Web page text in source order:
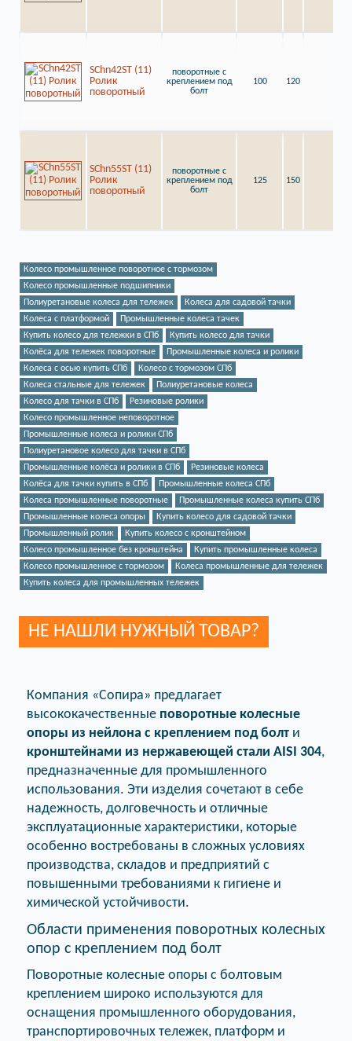
SChn42ST (11)
Ролик
поворотный
поворотные с
креплением под
болт
100 120
SChn55ST (11)
Ролик
поворотный
поворотные с
креплением под
болт
125 150
Колесо промышленное поворотное с тормозом
Колесо промышленные подшипники
Полиуретановые колеса для тележек
Колеса для садовой тачки
Колеса с платформой
Промышленные колеса тачек
Купить колесо для тележки в СПб
Купить колесо для тачки
Колёса для тележек поворотные
Промышленные колеса и ролики
Колеса с осью купить СПб
Колесо с тормозом СПб
Колеса стальные для тележек
Полиуретановые колеса
Колесо для тачки в СПб
Резиновые ролики
Колесо промышленное неповоротное
Промышленные колеса и ролики СПб
Полиуретановое колесо для тачки в СПб
Промышленные колёса и ролики в СПб
Резиновые колеса
Колёса для тачки купить в СПб
Промышленные колеса СПб
Колеса промышленные поворотные
Промышленные колеса купить СПб
Промышленные колеса опоры
Купить колесо для садовой тачки
Промышленный ролик
Купить колесо с кронштейном
Колесо промышленное без кронштейна
Купить промышленные колеса
Колесо промышленное с тормозом
Колеса промышленные для тележек
Купить колеса для промышленных тележек
НЕ НАШЛИ НУЖНЫЙ ТОВАР?
Компания «Сопира» предлагает
высококачественные поворотные колесные
опоры из нейлона с креплением под болт и
кронштейнами из нержавеющей стали AISI 304,
предназначенные для промышленного
использования. Эти изделия сочетают в себе
надежность, долговечность и отличные
эксплуатационные характеристики, которые
особенно востребованы в сложных условиях
производства, складов и предприятий с
повышенными требованиями к гигиене и
химической устойчивости.
Области применения поворотных колесных
опор с креплением под болт
Поворотные колесные опоры с болтовым
креплением широко используются для
оснащения промышленного оборудования,
транспортировочных тележек, платформ и